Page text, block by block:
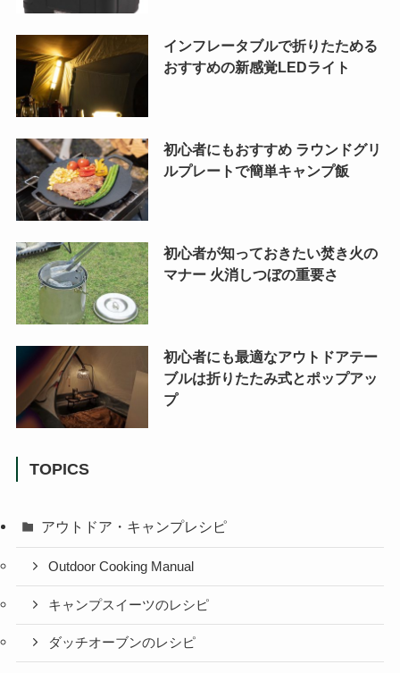
インフレータブルで折りたためる
おすすめの新感覚LEDライト
初心者にもおすすめ ラウンドグリ
ルプレートで簡単キャンプ飯
初心者が知っておきたい焚き火の
マナー 火消しつぼの重要さ
初心者にも最適なアウトドアテー
ブルは折りたたみ式とポップアッ
プ
TOPICS
アウトドア・キャンプレシピ
Outdoor Cooking Manual
キャンプスイーツのレシピ
ダッチオーブンのレシピ